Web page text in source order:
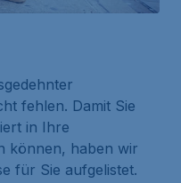
fehlen. Damit Sie
in Ihre
können, haben wir
für Sie aufgelistet.